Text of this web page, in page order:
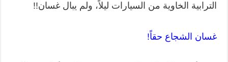
الترابية الخاوية من السيارات ليلاً، ولم يبال غسان!!
غسان الشجاع حقاً!